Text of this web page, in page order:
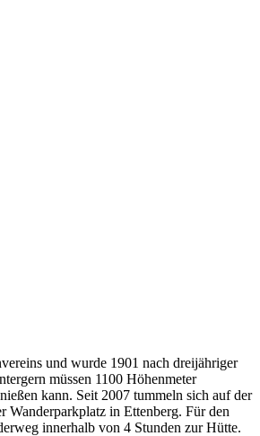
und wurde 1901 nach dreijähriger
müssen 1100 Höhenmeter
kann. Seit 2007 tummeln sich auf der
Wanderparkplatz in Ettenberg. Für den
innerhalb von 4 Stunden zur Hütte.